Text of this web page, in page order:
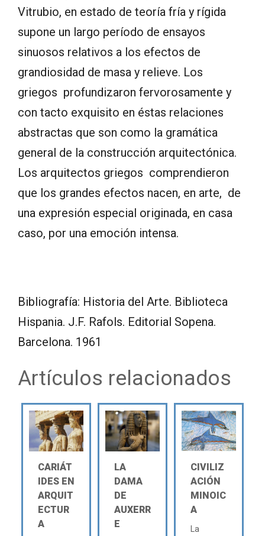
Vitrubio, en estado de teoría fría y rígida
supone un largo período de ensayos
sinuosos relativos a los efectos de
grandiosidad de masa y relieve. Los
griegos profundizaron fervorosamente y
con tacto exquisito en éstas relaciones
abstractas que son como la gramática
general de la construcción arquitectónica.
Los arquitectos griegos comprendieron
que los grandes efectos nacen, en arte, de
una expresión especial originada, en casa
caso, por una emoción intensa.
Bibliografía: Historia del Arte. Biblioteca
Hispania. J.F. Rafols. Editorial Sopena.
Barcelona. 1961
Artículos relacionados
CARIÁT
IDES EN
ARQUIT
ECTUR
A
LA
DAMA
DE
AUXERR
E
CIVILIZ
ACIÓN
MINOIC
A
La